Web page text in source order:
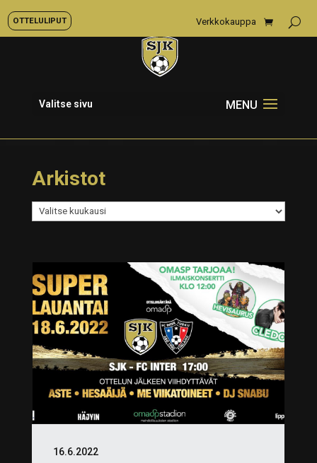
OTTELULIPUT Verkkokauppa
Valitse sivu
Arkistot
Arkistot
16.6.2022